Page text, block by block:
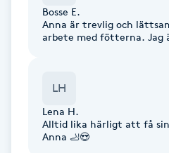
Extensions borttagning
Face framing
Faceliftmassage
Bosse E.
Anna är trevlig och
arbete med fötterna. Jag
LH
Lena H.
Alltid lika härligt att få
Anna 🦶😍